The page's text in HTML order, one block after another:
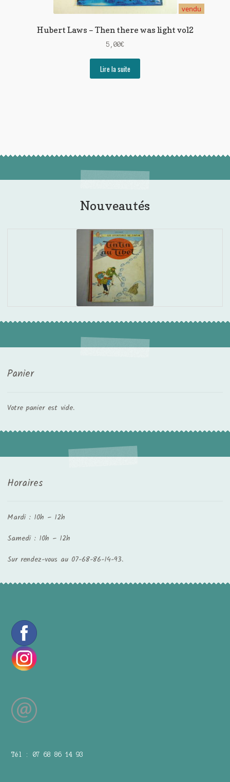
vendu
Hubert Laws – Then there was light vol2
5,00€
Lire la suite
Nouveautés
Panier
Votre panier est vide.
Horaires
Mardi : 10h – 12h
Samedi : 10h – 12h
Sur rendez-vous au 07-68-86-14-93.
Tél : 07 68 86 14 93